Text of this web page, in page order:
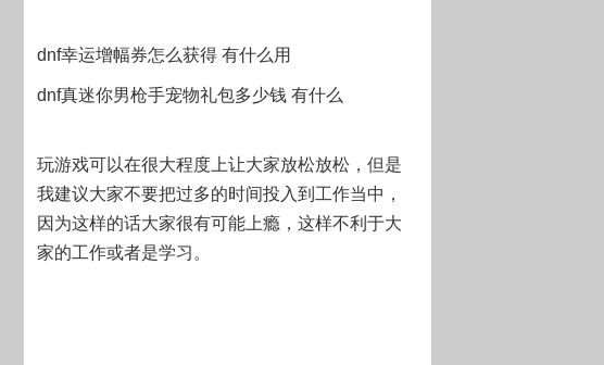
dnf幸运增幅券怎么获得 有什么用
dnf真迷你男枪手宠物礼包多少钱 有什么
玩游戏可以在很大程度上让大家放松放松，但是
我建议大家不要把过多的时间投入到工作当中，
因为这样的话大家很有可能上瘾，这样不利于大
家的工作或者是学习。